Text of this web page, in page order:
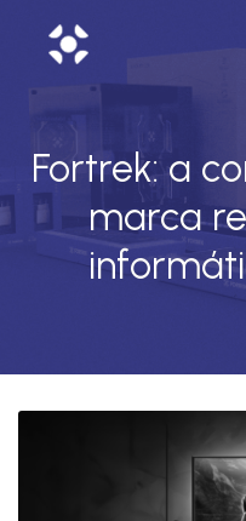
Fortrek: a
marca